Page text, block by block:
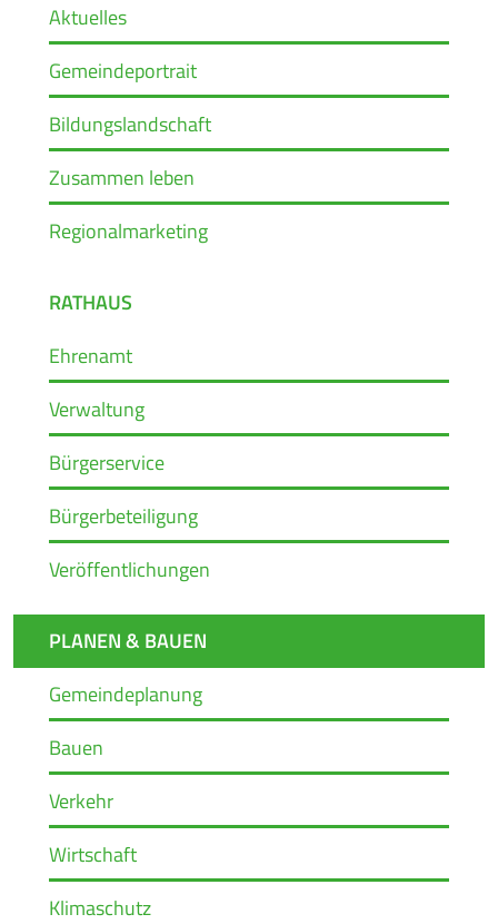
Aktuelles
Gemeindeportrait
Bildungslandschaft
Zusammen leben
Regionalmarketing
RATHAUS
Ehrenamt
Verwaltung
Bürgerservice
Bürgerbeteiligung
Veröffentlichungen
PLANEN & BAUEN
Gemeindeplanung
Bauen
Verkehr
Wirtschaft
Klimaschutz